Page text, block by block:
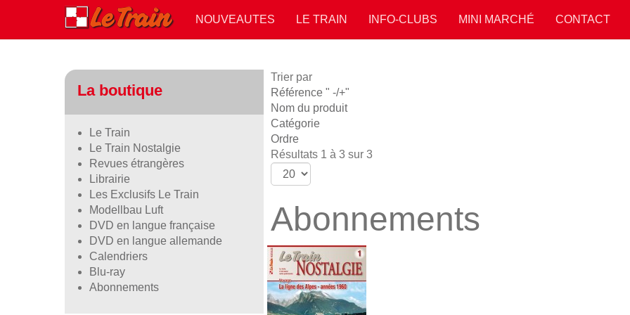
NOUVEAUTES LE TRAIN INFO-CLUBS MINI MARCHÉ CONTACT
Trier par
Référence " -/+"
Nom du produit
Catégorie
Ordre
Résultats 1 à 3 sur 3
Abonnements
La boutique
Le Train
Le Train Nostalgie
Revues étrangères
Librairie
Les Exclusifs Le Train
Modellbau Luft
DVD en langue française
DVD en langue allemande
Calendriers
Blu-ray
Abonnements